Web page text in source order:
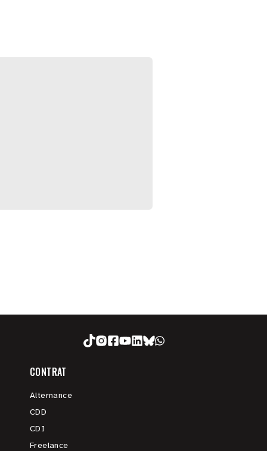
CONTRAT
Alternance
CDD
CDI
Freelance